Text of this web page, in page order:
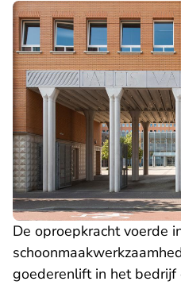
De oproepkracht voerde
goederenlift in het bedrijf